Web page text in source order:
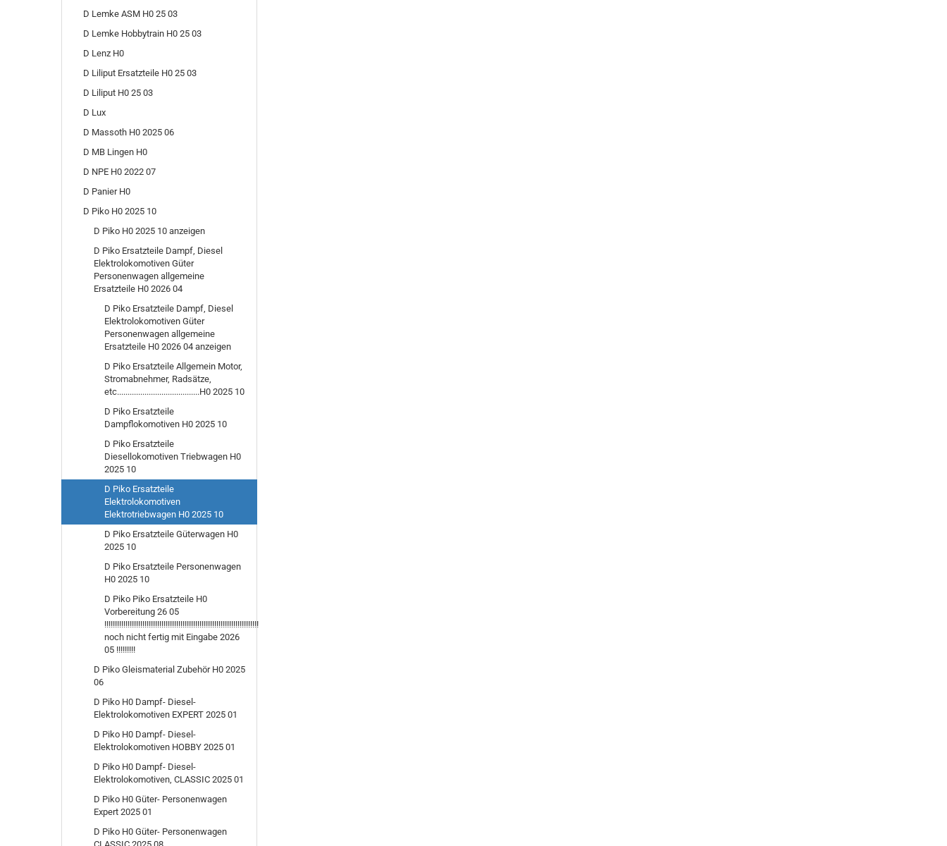
D Lemke ASM H0 25 03
D Lemke Hobbytrain H0 25 03
D Lenz H0
D Liliput Ersatzteile H0 25 03
D Liliput H0 25 03
D Lux
D Massoth H0 2025 06
D MB Lingen H0
D NPE H0 2022 07
D Panier H0
D Piko H0 2025 10
D Piko H0 2025 10 anzeigen
D Piko Ersatzteile Dampf, Diesel
Elektrolokomotiven Güter
Personenwagen allgemeine
Ersatzteile H0 2026 04
D Piko Ersatzteile Dampf, Diesel
Elektrolokomotiven Güter
Personenwagen allgemeine
Ersatzteile H0 2026 04 anzeigen
D Piko Ersatzteile Allgemein Motor,
Stromabnehmer, Radsätze,
etc.......................................H0 2025 10
D Piko Ersatzteile
Dampflokomotiven H0 2025 10
D Piko Ersatzteile
Diesellokomotiven Triebwagen H0
2025 10
D Piko Ersatzteile
Elektrolokomotiven
Elektrotriebwagen H0 2025 10
D Piko Ersatzteile Güterwagen H0
2025 10
D Piko Ersatzteile Personenwagen
H0 2025 10
D Piko Piko Ersatzteile H0
Vorbereitung 26 05
!!!!!!!!!!!!!!!!!!!!!!!!!!!!!!!!!!!!!!!!!!!!!!!!!!!!!!!!!!!!!!!!!!!!!!!!!
noch nicht fertig mit Eingabe 2026
05 !!!!!!!!!
D Piko Gleismaterial Zubehör H0 2025
06
D Piko H0 Dampf- Diesel-
Elektrolokomotiven EXPERT 2025 01
D Piko H0 Dampf- Diesel-
Elektrolokomotiven HOBBY 2025 01
D Piko H0 Dampf- Diesel-
Elektrolokomotiven, CLASSIC 2025 01
D Piko H0 Güter- Personenwagen
Expert 2025 01
D Piko H0 Güter- Personenwagen